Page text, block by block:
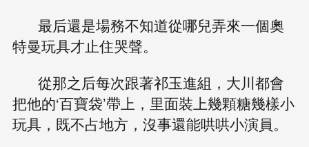
最后還是場務不知道從哪兒弄來一個奧
特曼玩具才止住哭聲。
從那之后每次跟著祁玉進組，大川都會
把他的‘百寶袋’帶上，里面裝上幾顆糖幾樣小
玩具，既不占地方，沒事還能哄哄小演員。